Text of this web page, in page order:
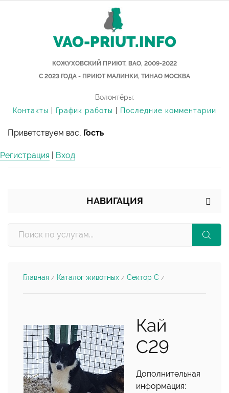
VAO-PRIUT.INFO
КОЖУХОВСКИЙ ПРИЮТ, ВАО, 2009-2022
С 2023 ГОДА - ПРИЮТ МАЛИНКИ, ТИНАО МОСКВА
Волонтёры:
Контакты
График работы Последние комментарии
Приветствуем вас, Гость
Регистрация Вход
НАВИГАЦИЯ
Главная / Каталог животных / Сектор С /
Кай
С29
Дополнительная
информация: